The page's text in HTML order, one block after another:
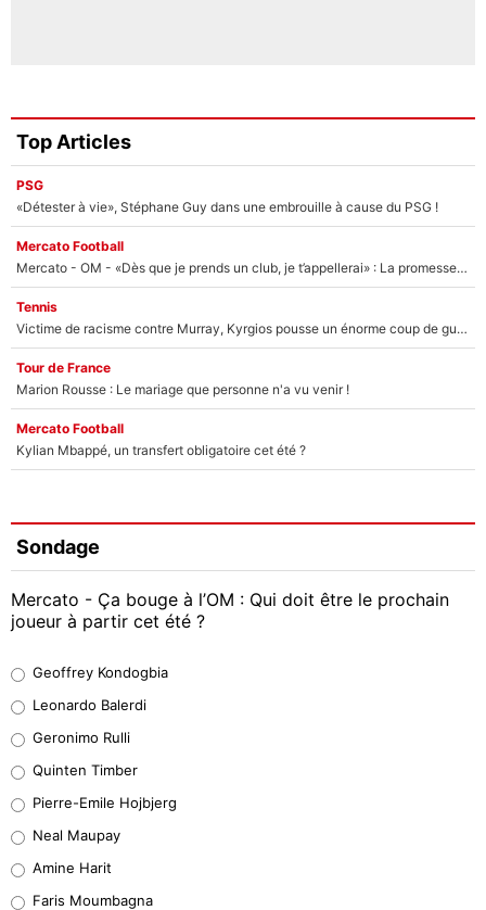
Top Articles
PSG
«Détester à vie», Stéphane Guy dans une embrouille à cause du PSG !
Mercato Football
Mercato - OM - «Dès que je prends un club, je t’appellerai» : La promesse de Marcelino au moment de claquer la porte
Tennis
Victime de racisme contre Murray, Kyrgios pousse un énorme coup de gueule !
Tour de France
Marion Rousse : Le mariage que personne n'a vu venir !
Mercato Football
Kylian Mbappé, un transfert obligatoire cet été ?
Sondage
Mercato - Ça bouge à l’OM : Qui doit être le prochain
joueur à partir cet été ?
38%
32%
5%
1%
Geoffrey Kondogbia
Leonardo Balerdi
Geronimo Rulli
Quinten Timber
Pierre-Emile Hojbjerg
Neal Maupay
Amine Harit
Faris Moumbagna